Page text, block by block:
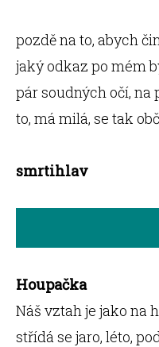
pozdě na to, abych
jaký odkaz po mém
pár soudných očí, na
to, má milá, se tak
smrtihlav
Houpačka
Náš vztah je jako na
střídá se jaro, léto,